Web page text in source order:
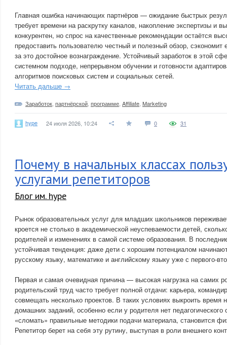
Главная ошибка начинающих партнёров — ожидание быстрых
требует времени на раскрутку каналов, накопление экспертизы и
конкурентен, но спрос на качественные рекомендации остаётся
предоставить пользователю честный и полезный обзор, сэкономит
за это достойное вознаграждение. Устойчивый заработок в этой
системном подходе, непрерывном обучении и готовности
алгоритмов поисковых систем и социальных сетей.
Читать дальше →
Заработок партнёрской программе Affiliate Marketing
hype 24 июля 2026, 10:24 0 31
Почему в начальных классах
услугами репетиторов
Блог им. hype
Рынок образовательных услуг для младших школьников
кроется не столько в академической неуспеваемости детей,
родителей и изменениях в самой системе образования. В
устойчивая тенденция: даже дети с хорошим потенциалом
русскому языку, математике и английскому языку уже с первого-
Первая и самая очевидная причина — высокая нагрузка на самих
родительский труд часто требует полной отдачи: карьера,
совмещать несколько проектов. В таких условиях выкроить время
домашних заданий, особенно если у родителя нет педагогического
«сломать» правильные методики подачи материала, становится
Репетитор берет на себя эту рутину, выступая в роли внешнего